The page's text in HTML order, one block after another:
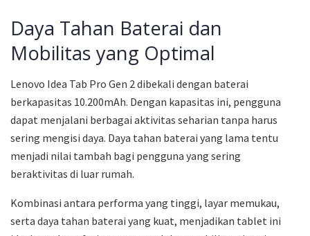
Daya Tahan Baterai dan
Mobilitas yang Optimal
Lenovo Idea Tab Pro Gen 2 dibekali dengan baterai
berkapasitas 10.200mAh. Dengan kapasitas ini, pengguna
dapat menjalani berbagai aktivitas seharian tanpa harus
sering mengisi daya. Daya tahan baterai yang lama tentu
menjadi nilai tambah bagi pengguna yang sering
beraktivitas di luar rumah.
Kombinasi antara performa yang tinggi, layar memukau,
serta daya tahan baterai yang kuat, menjadikan tablet ini